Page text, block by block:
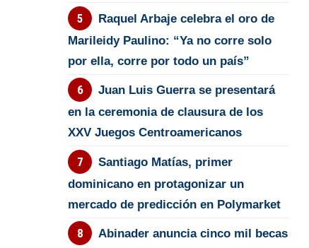
Raquel Arbaje celebra el oro de
Marileidy Paulino: “Ya no corre solo
por ella, corre por todo un país”
Juan Luis Guerra se presentará
en la ceremonia de clausura de los
XXV Juegos Centroamericanos
Santiago Matías, primer
dominicano en protagonizar un
mercado de predicción en Polymarket
Abinader anuncia cinco mil becas